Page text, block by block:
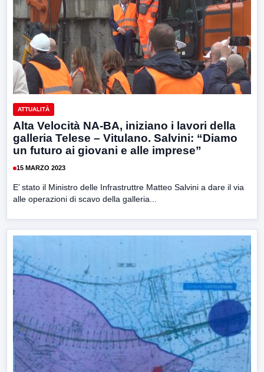
ATTUALITÀ
Alta Velocità NA-BA, iniziano i lavori della
galleria Telese – Vitulano. Salvini: “Diamo
un futuro ai giovani e alle imprese”
15 MARZO 2023
E’ stato il Ministro delle Infrastruttre Matteo Salvini a dare il via
alle operazioni di scavo della galleria...